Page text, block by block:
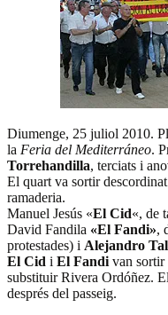
Diumenge, 25 juliol 2010.
la Feria del Mediterráneo.
Torrehandilla, terciats i
El quart va sortir
ramaderia.
Manuel Jesús «El Cid«, de
David Fandila «El Fandi»,
protestades) i Alejandro
El Cid i El Fandi van sortir
substituir Rivera Ordóñez.
després del passeig.